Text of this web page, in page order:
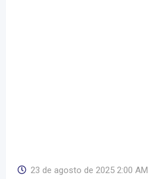
23 de agosto de 2025 2:00 AM